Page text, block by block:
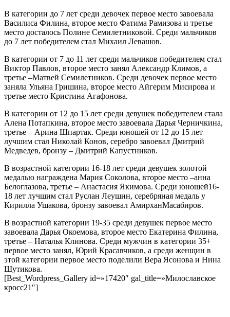
В категории до 7 лет среди девочек первое место завоевала
Василиса Филина, второе место Фатима Рамизова и третье
место досталось Полине Семилетниковой. Среди мальчиков
до 7 лет победителем стал Михаил Левашов.
В категории от 7 до 11 лет среди мальчиков победителем стал
Виктор Павлов, второе место занял Александр Климов, а
третье –Матвей Семилетников. Среди девочек первое место
заняла Ульяна Гришина, второе место Айгерим Мисирова и
третье место Кристина Агафонова.
В категории от 12 до 15 лет среди девушек победителем стала
Алена Потапкина, второе место завоевала Дарья Черничкина,
третье – Арина Шпартак. Среди юношей от 12 до 15 лет
лучшим стал Николай Конов, серебро завоевал Дмитрий
Медведев, бронзу – Дмитрий Капустников.
В возрастной категории 16-18 лет среди девушек золотой
медалью награждена Мария Соколова, второе место –анна
Белоглазова, третье – Анастасия Якимова. Среди юношей16-
18 лет лучшим стал Руслан Леушин, серебряная медаль у
Кирилла Ушакова, бронзу завоевал АмирханМасабиров.
В возрастной категории 19-35 среди девушек первое место
завоевала Дарья Окоемова, второе место Екатерина Филина,
третье – Наталья Клинова. Среди мужчин в категории 35+
первое место занял, Юрий Красавчиков, а среди женщин в
этой категории первое место поделили Вера Ясонова и Нина
Шутикова.
[Best_Wordpress_Gallery id=»17420″ gal_title=»Милославское
кросс21″]